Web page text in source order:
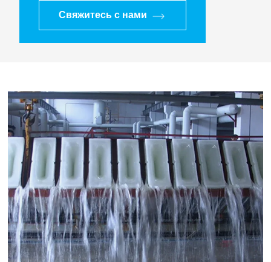
Свяжитесь с нами